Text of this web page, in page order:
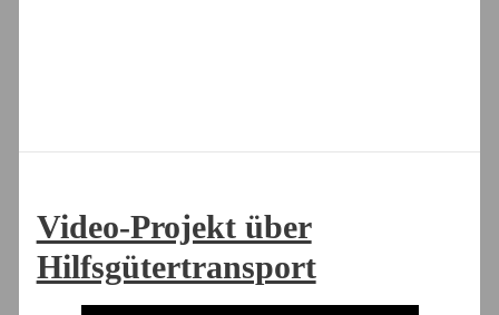
Video-Projekt über
Hilfsgütertransport